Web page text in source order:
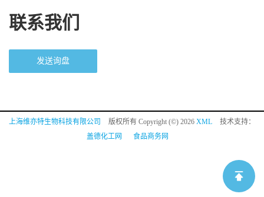
联系我们
发送询盘
上海维亦特生物科技有限公司 版权所有 Copyright (©) 2026 XML
技术支持：
盖德化工网
食品商务网